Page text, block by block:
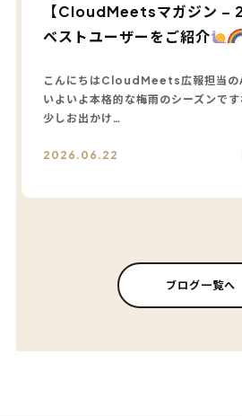
【CloudMeetsマガジン –
ベストユーザーをご紹介
こんにちはCloudMeets広報担当の
いよいよ本格的な梅雨のシーズンです
少しお出かけ…
2026.06.22
ブログ一覧へ